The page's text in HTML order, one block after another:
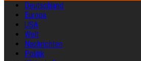
Deutschland
Europa
USA
Welt
Nachrichten
Politik